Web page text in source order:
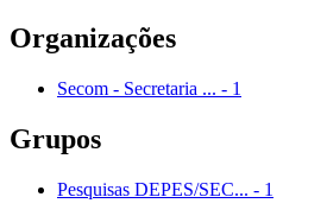
Organizações
Secom - Secretaria ... - 1
Grupos
Pesquisas DEPES/SEC... - 1